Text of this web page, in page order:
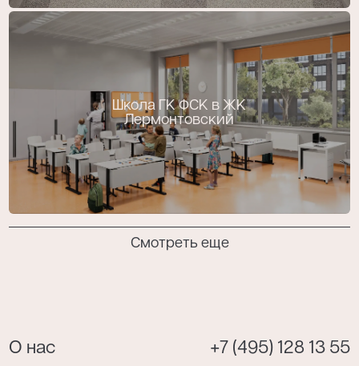
Школа ГК ФСК в ЖК
Лермонтовский
Смотреть еще
О нас +7 (495) 128 13 55